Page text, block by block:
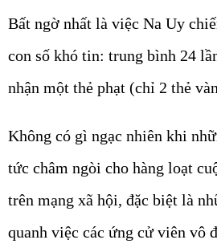
Bất ngờ nhất là việc Na Uy
con số khó tin: trung bình 24
nhận một thẻ phạt (chỉ 2 thẻ
Không có gì ngạc nhiên khi
tức châm ngòi cho hàng loạt
trên mạng xã hội, đặc biệt là
quanh việc các ứng cử viên vô